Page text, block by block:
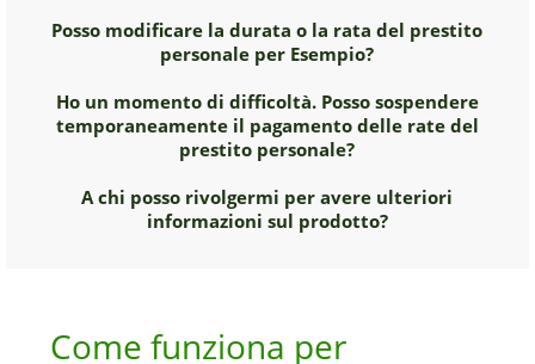
Posso modificare la durata o la rata del prestito
personale per Esempio?
Ho un momento di difficoltà. Posso sospendere
temporaneamente il pagamento delle rate del
prestito personale?
A chi posso rivolgermi per avere ulteriori
informazioni sul prodotto?
Come funziona per